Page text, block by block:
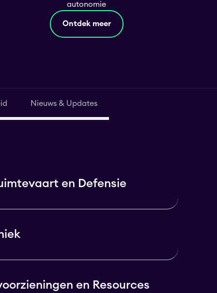
autonomie
Ontdek meer
Nieuws & Updates
en Defensie
en Resources